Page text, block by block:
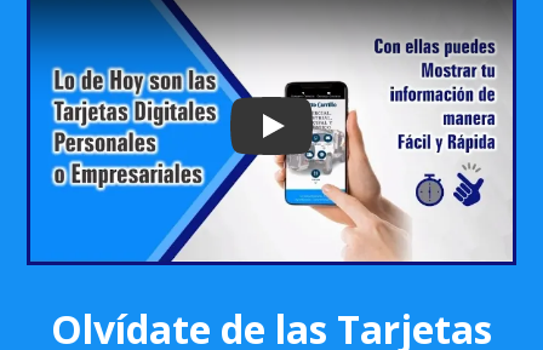
Play: Keynote (Google I/O '18)
Olvídate de las Tarjetas